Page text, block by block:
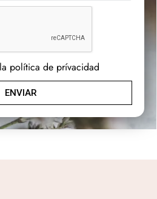
política de prívacidad
ENVIAR